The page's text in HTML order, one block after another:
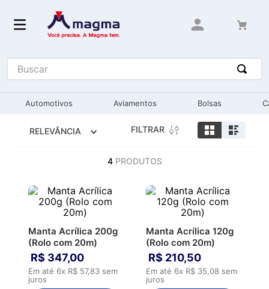
Buscar
Automotivos Aviamentos Bolsas
RELEVÂNCIA FILTRAR
4 PRODUTOS
Manta Acrílica 200g
(Rolo com 20m)
R$ 347,00
Em até 6x R$ 57,83 sem
juros
Manta Acrílica 120g
(Rolo com 20m)
R$ 210,50
Em até 6x R$ 35,08 sem
juros